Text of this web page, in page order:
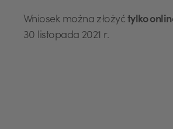
Wniosek można złożyć tylko
30 listopada 2021 r.